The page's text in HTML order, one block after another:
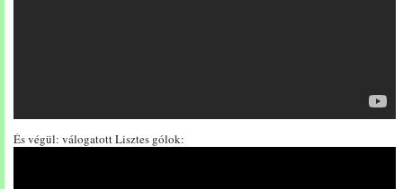
És végül: válogatott Lisztes gólok: